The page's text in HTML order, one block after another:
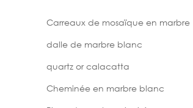
Carreaux de mosaïque en marbre
dalle de marbre blanc
quartz or calacatta
Cheminée en marbre blanc